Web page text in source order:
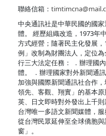
聯絡信箱：
中央通訊社是中華民國的國
體。 經歷組織改造，1973年
方式經營；隨著民主化發展
例」改制為財團法人，定位
行三大法定任務： ．辦理國
體。 ．辦理國家對外新聞通
加強與國際新聞通訊社合作，
領先、客觀、翔實」的基本原
英、日文即時對外發出上千
台灣唯一多語文新聞媒體，
從台灣民眾延伸至全球僑胞
窗」。